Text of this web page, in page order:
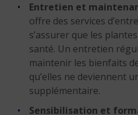
Entretien et
offre des services
s’assurer que les
santé. Un entretien
maintenir les bienfaits
qu’elles ne deviennent
supplémentaire.
Sensibilisation et